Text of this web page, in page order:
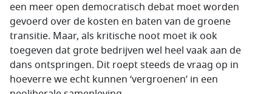
een meer open democratisch debat moet worden
gevoerd over de kosten en baten van de groene
transitie. Maar, als kritische noot moet ik ook
toegeven dat grote bedrijven wel heel vaak aan de
dans ontspringen. Dit roept steeds de vraag op in
hoeverre we echt kunnen ‘vergroenen’ in een